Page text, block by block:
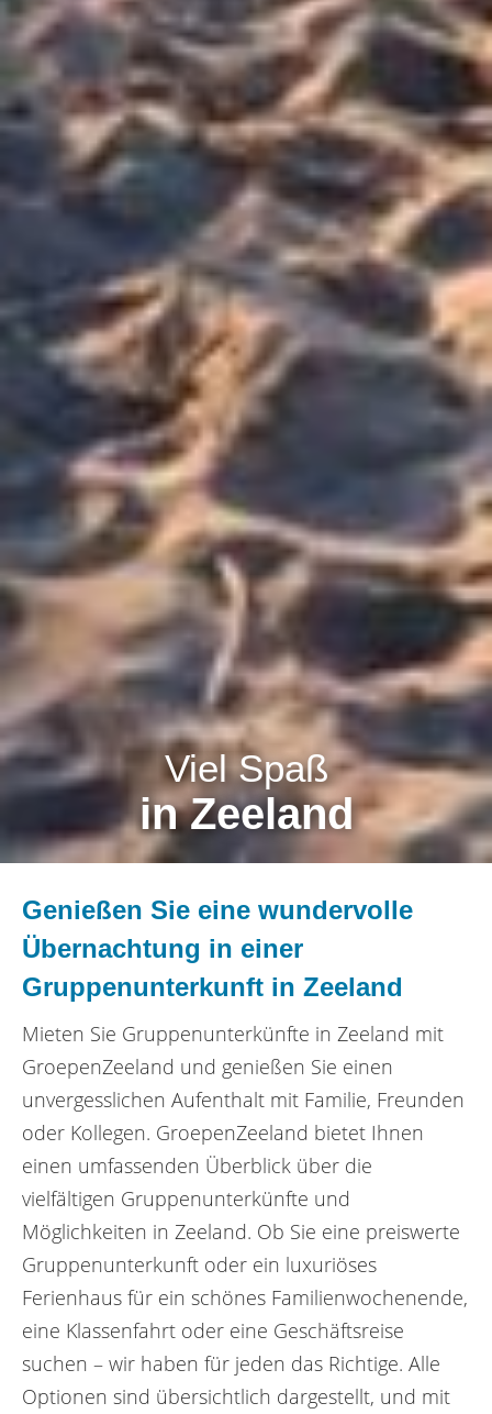
Viel Spaß
in Zeeland
Genießen Sie eine wundervolle
Übernachtung in einer
Gruppenunterkunft in Zeeland
Mieten Sie Gruppenunterkünfte in Zeeland mit
GroepenZeeland und genießen Sie einen
unvergesslichen Aufenthalt mit Familie, Freunden
oder Kollegen. GroepenZeeland bietet Ihnen
einen umfassenden Überblick über die
vielfältigen Gruppenunterkünfte und
Möglichkeiten in Zeeland. Ob Sie eine preiswerte
Gruppenunterkunft oder ein luxuriöses
Ferienhaus für ein schönes Familienwochenende,
eine Klassenfahrt oder eine Geschäftsreise
suchen – wir haben für jeden das Richtige. Alle
Optionen sind übersichtlich dargestellt, und mit